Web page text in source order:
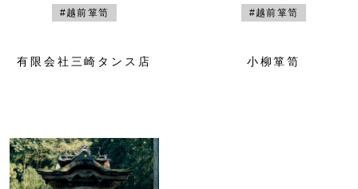
#越前箪笥
有限会社三崎タンス店
#越前箪笥
小柳箪笥